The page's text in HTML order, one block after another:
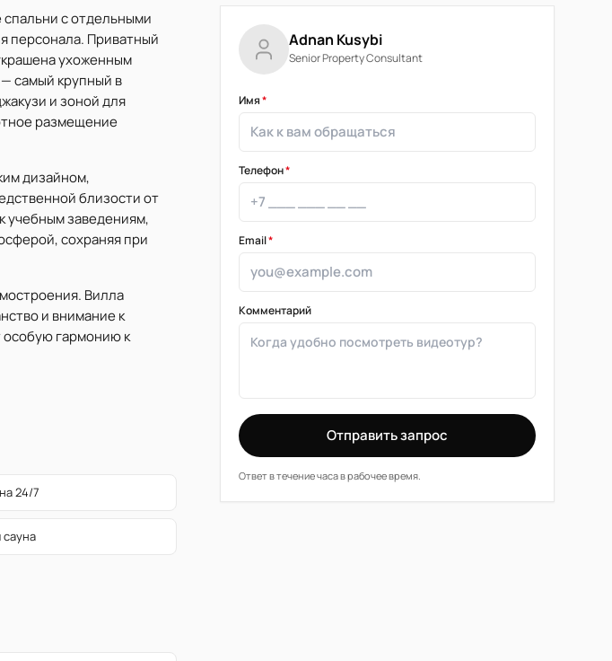
с отдельными
персонала. Приватный
ухоженным
самый крупный в
и зоной для
размещение
дизайном,
близости от
учебным заведениям,
сохраняя при
Вилла
и внимание к
особую гармонию к
24/7
сауна
Adnan Kusybi
Senior Property Consultant
Имя*
Телефон*
Email*
Комментарий
Отправить запрос
Ответ в течение часа в рабочее время.